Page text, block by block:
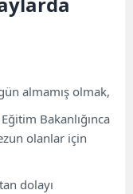
almamış olmak,
Bakanlığınca
olanlar için
dolayı